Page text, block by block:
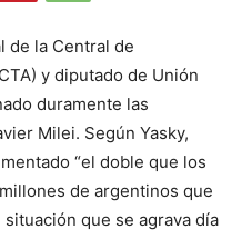
de la Central de
y diputado de Unión
duramente las
Milei. Según Yasky,
“el doble que los
de argentinos que
que se agrava día